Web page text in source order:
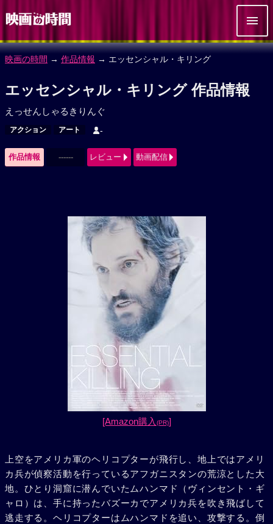
映画の時間 → 作品情報 → エッセンシャル・キリング
エッセンシャル・キリング 作品情報
えっせんしゃるきりんぐ
アクション アート -
作品情報 ------ レビュー 動画配信
[Amazon購入 (PR)]
上空をアメリカ軍のヘリコプターが飛行し、地上ではアメリ
カ兵が偵察活動を行っているアフガニスタンの荒涼とした大
地。ひとり洞窟に潜んでいたムハンマド（ヴィンセント・ギ
ャロ）は、手に持ったバズーカでアメリカ兵を吹き飛ばして
逃走する。ヘリコプターはムハンマドを追い、攻撃する。倒